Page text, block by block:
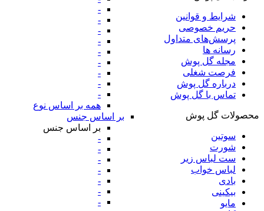
-
-
-
-
-
-
-
-
-
همه بر اساس نوع
بر اساس جنس
بر اساس جنس
-
-
-
-
-
-
-
شرایط و قوانین
حریم خصوصی
پرسش‌های متداول
رسانه ها
مجله گل پوش
فرصت شغلی
درباره گل پوش
تماس با گل پوش
محصولات گل پوش
سوتین
شورت
ست لباس زیر
لباس خواب
بادی
بیکینی
مایو